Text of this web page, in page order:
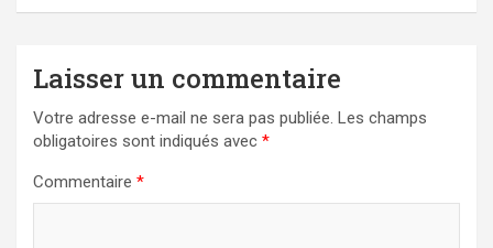
Laisser un commentaire
Votre adresse e-mail ne sera pas publiée. Les champs
obligatoires sont indiqués avec *
Commentaire *